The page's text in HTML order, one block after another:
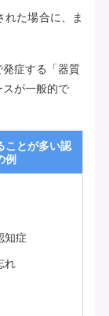
た場合に、ま
症する「器質
が一般的で
ことが多い認
例
知症
れ